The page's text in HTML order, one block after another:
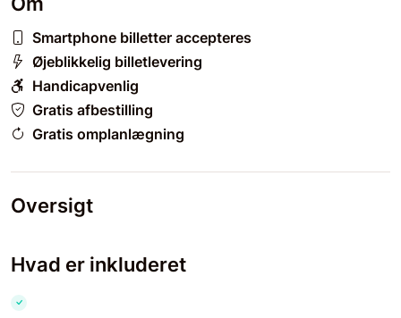
Smartphone billetter accepteres
Øjeblikkelig billetlevering
Handicapvenlig
Gratis afbestilling
Gratis omplanlægning
Oversigt
Hvad er inkluderet